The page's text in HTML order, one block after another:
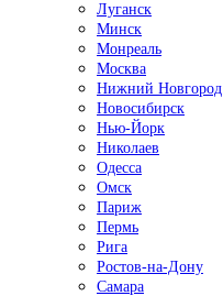
Луганск
Минск
Монреаль
Москва
Нижний Новгород
Новосибирск
Нью-Йорк
Николаев
Одесса
Омск
Париж
Пермь
Рига
Ростов-на-Дону
Самара